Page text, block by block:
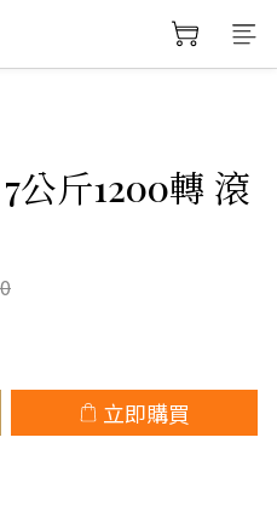
公斤1200轉 滾
立即購買